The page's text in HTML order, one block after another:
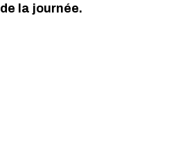
de la journée.